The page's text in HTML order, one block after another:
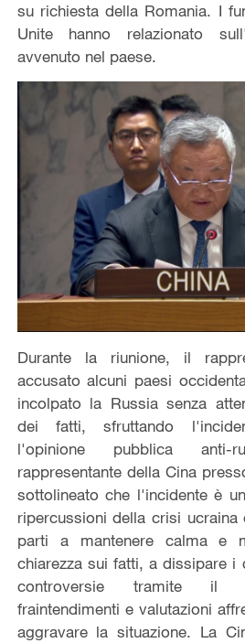
su richiesta della Romania. I
Unite hanno relazionato
avvenuto nel paese.
Durante la riunione, il
accusato alcuni paesi
incolpato la Russia senza
dei fatti, sfruttando
l'opinione pubblica
rappresentante della Cina
sottolineato che l'incidente è
ripercussioni della crisi
parti a mantenere calma e
chiarezza sui fatti, a dissipare i
controversie tramite il
fraintendimenti e valutazioni
aggravare la situazione. La